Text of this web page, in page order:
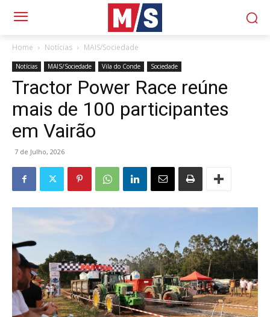
Home Notícias MAIS/Sociedade
Notícias MAIS/Sociedade Vila do Conde Sociedade
Tractor Power Race reúne
mais de 100 participantes
em Vairão
7 de Julho, 2026